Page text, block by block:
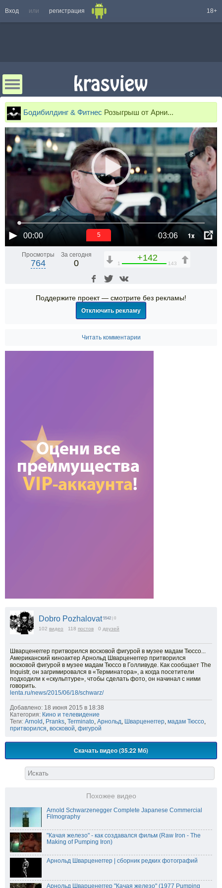
Вход или регистрация 18+
Бодибилдинг & Фитнес Розыгрыш от Арни...
00:00 03:06 1x
5
Просмотры
764
За сегодня
0
+142
1 143
Поддержите проект — смотрите без рекламы!
Отключить рекламу
Читать комментарии
Dobro Pozhalovat 5542 | 0
102 видео 118 постов 0 друзей
Шварценеггер притворился восковой фигурой в музее мадам Тюссо...
Американский киноактер Арнольд Шварценеггер притворился
восковой фигурой в музее мадам Тюссо в Голливуде. Как сообщает The
Inquistr, он загримировался в «Терминатора», а когда посетители
подходили к «скульптуре», чтобы сделать фото, он начинал с ними
говорить.
lenta.ru/news/2015/06/18/schwarz/
Добавлено: 18 июня 2015 в 18:38
Категория: Кино и телевидение
Теги: Arnold Pranks Terminato Арнольд Шварценеггер мадам Тюссо
притворился восковой фигурой
Скачать видео (35.22 Мб)
Похожее видео
Arnold Schwarzenegger Complete Japanese Commercial
Filmography
"Качая железо" - как создавался фильм (Raw Iron - The
Making of Pumping Iron)
Арнольд Шварценеггер | сборник редких фотографий
Арнольд Шварценеггер "Качая железо" (1977 Pumping